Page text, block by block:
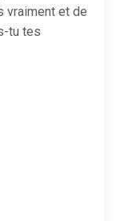
vraiment et de
tu tes